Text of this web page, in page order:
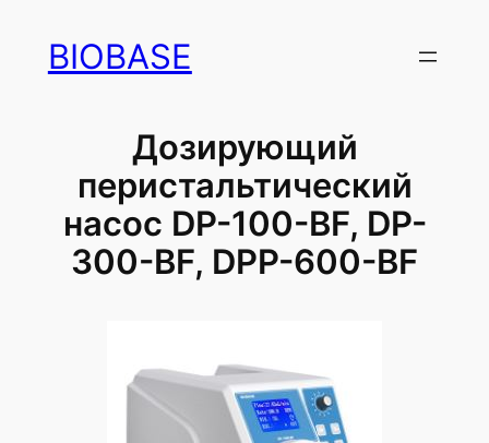
содержимому
BIOBASE
Дозирующий
перистальтический
насос DP-100-BF, DP-
300-BF, DPP-600-BF